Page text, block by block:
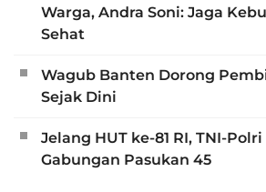
Warga, Andra Soni: Jaga
Sehat
Wagub Banten Dorong
Sejak Dini
Jelang HUT ke-81 RI, TNI-
Gabungan Pasukan 45